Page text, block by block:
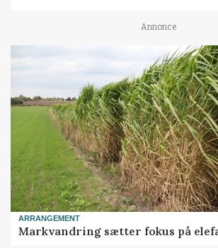
Annonce
ARRANGEMENT
Markvandring sætter fokus på